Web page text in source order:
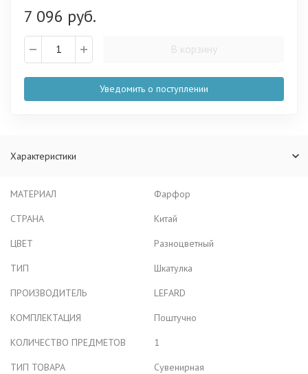
7 096 руб.
В корзину
Уведомить о поступлении
Характеристики
МАТЕРИАЛ
Фарфор
СТРАНА
Китай
ЦВЕТ
Разноцветный
ТИП
Шкатулка
ПРОИЗВОДИТЕЛЬ
LEFARD
КОМПЛЕКТАЦИЯ
Поштучно
КОЛИЧЕСТВО ПРЕДМЕТОВ
1
ТИП ТОВАРА
Сувенирная